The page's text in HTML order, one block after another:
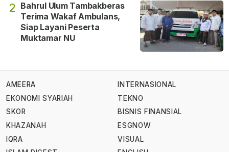
2 Bahrul Ulum Tambakberas
Terima Wakaf Ambulans,
Siap Layani Peserta
Muktamar NU
AMEERA
EKONOMI SYARIAH
SKOR
KHAZANAH
IQRA
INTERNASIONAL
TEKNO
BISNIS FINANSIAL
ESGNOW
VISUAL